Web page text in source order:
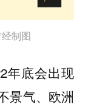
制图
年底会出现
景气、欧洲